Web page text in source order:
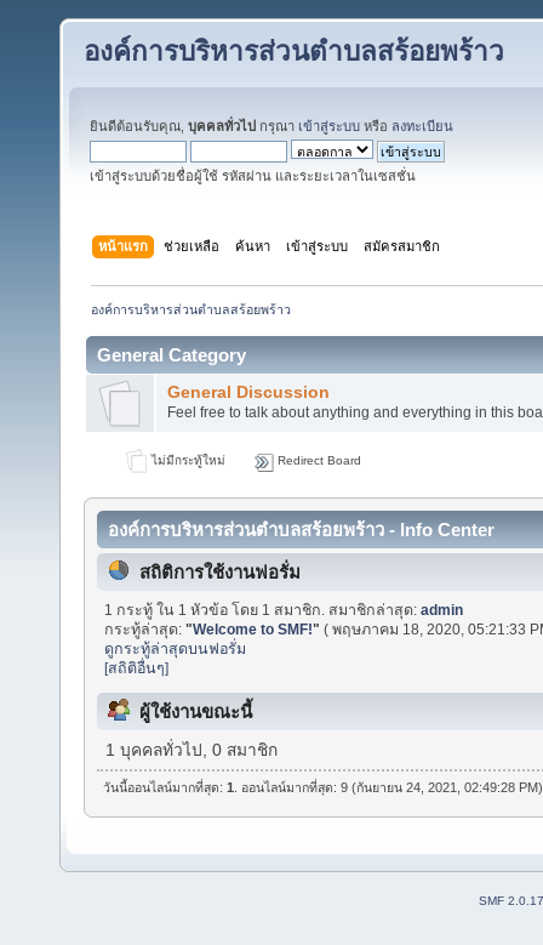
องค์การบริหารส่วนตำบลสร้อยพร้าว
ยินดีต้อนรับคุณ, บุคคลทั่วไป กรุณา เข้าสู่ระบบ หรือ ลงทะเบียน
เข้าสู่ระบบด้วยชื่อผู้ใช้ รหัสผ่าน และระยะเวลาในเซสชั่น
หน้าแรก ช่วยเหลือ ค้นหา เข้าสู่ระบบ สมัครสมาชิก
องค์การบริหารส่วนตำบลสร้อยพร้าว
General Category
General Discussion
Feel free to talk about anything and everything in this
ไม่มีกระทู้ใหม่ Redirect Board
องค์การบริหารส่วนตำบลสร้อยพร้าว - Info Center
สถิติการใช้งานฟอรั่ม
1 กระทู้ ใน 1 หัวข้อ โดย 1 สมาชิก. สมาชิกล่าสุด:admin
กระทู้ล่าสุด:"Welcome to SMF!" ( พฤษภาคม 18, 2020, 05:21:33
ดูกระทู้ล่าสุดบนฟอรั่ม
[สถิติอื่นๆ]
ผู้ใช้งานขณะนี้
1 บุคคลทั่วไป, 0 สมาชิก
วันนี้ออนไลน์มากที่สุด:1 . ออนไลน์มากที่สุด: 9 (กันยายน 24, 2021, 02:49:28 PM)
SMF 2.0.17